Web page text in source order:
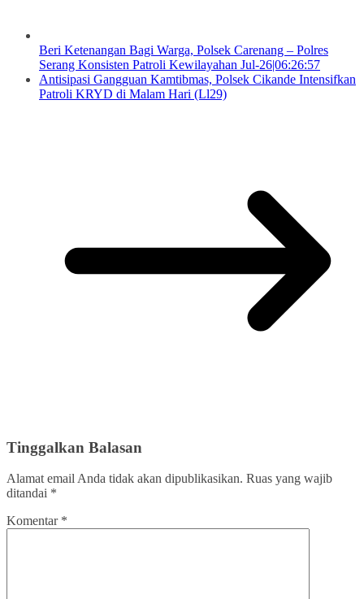
Beri Ketenangan Bagi Warga, Polsek Carenang – Polres
Serang Konsisten Patroli Kewilayahan Jul-26|06:26:57
Antisipasi Gangguan Kamtibmas, Polsek Cikande Intensifkan
Patroli KRYD di Malam Hari (Ll29)
Tinggalkan Balasan
Alamat email Anda tidak akan dipublikasikan. Ruas yang wajib
ditandai *
Komentar *